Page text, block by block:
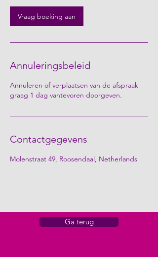
i
n
.
Vraag boeking aan
Annuleringsbeleid
Annuleren of verplaatsen van de afspraak
graag 1 dag vantevoren doorgeven.
Contactgegevens
Molenstraat 49, Roosendaal, Netherlands
Ga terug